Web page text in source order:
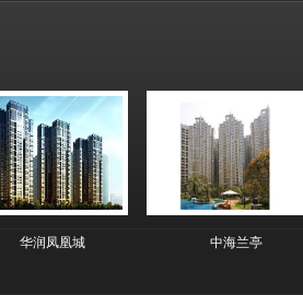
华润凤凰城 中海兰亭